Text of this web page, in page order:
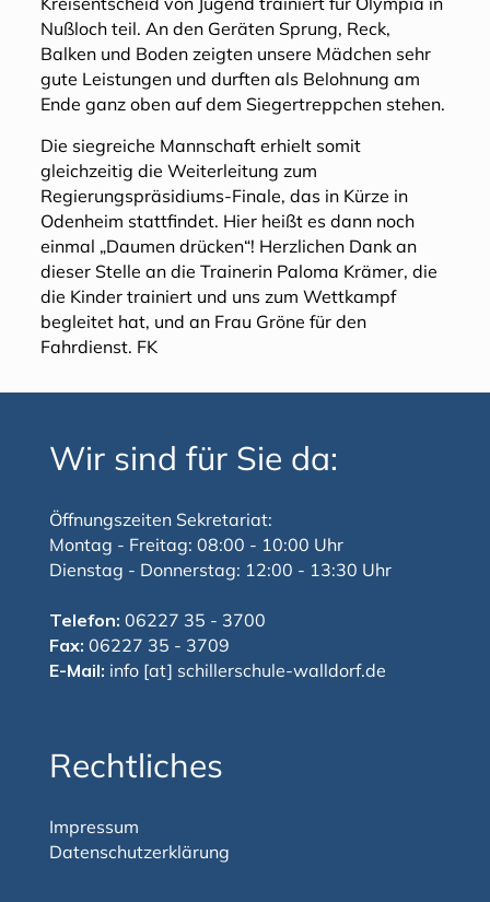
Nußloch teil. An den Geräten Sprung, Reck,
Balken und Boden zeigten unsere Mädchen sehr
gute Leistungen und durften als Belohnung am
Ende ganz oben auf dem Siegertreppchen stehen.
Die siegreiche Mannschaft erhielt somit
gleichzeitig die Weiterleitung zum
Regierungspräsidiums-Finale, das in Kürze in
Odenheim stattfindet. Hier heißt es dann noch
einmal „Daumen drücken“! Herzlichen Dank an
dieser Stelle an die Trainerin Paloma Krämer, die
die Kinder trainiert und uns zum Wettkampf
begleitet hat, und an Frau Gröne für den
Fahrdienst. FK
Wir sind für Sie da:
Öffnungszeiten Sekretariat:
Montag - Freitag: 08:00 - 10:00 Uhr
Dienstag - Donnerstag: 12:00 - 13:30 Uhr
Telefon: 06227 35 - 3700
Fax: 06227 35 - 3709
E-Mail: info [at] schillerschule-walldorf.de
Rechtliches
Impressum
Datenschutzerklärung